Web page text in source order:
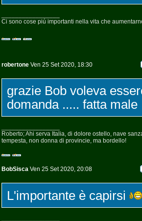
Ci sono cose piú importanti nella vita che
robertone Ven 25 Set 2020, 18:30
grazie Bob voleva
domanda ..... fatta male
Roberto; Ahi serva Italia, di dolore ostello, nave
tempesta, non donna di provincie, ma bordello!
BobSisca Ven 25 Set 2020, 20:08
L'importante è capirsi